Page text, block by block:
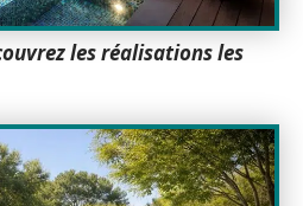
les réalisations les